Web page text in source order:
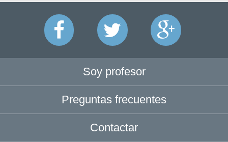
Soy profesor
Preguntas frecuentes
Contactar